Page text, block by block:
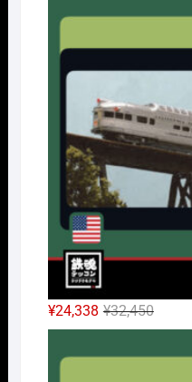
価
で
し
た。
の
¥32,175
で
す。
¥32,450元
の
価
¥24,338
現
在
の